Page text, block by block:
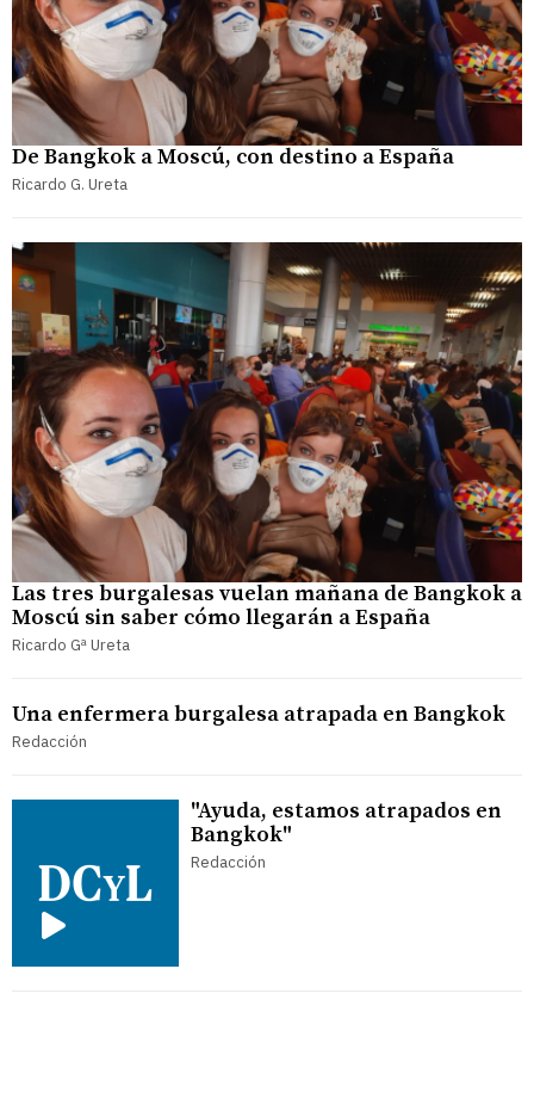
De Bangkok a Moscú, con destino a España
Ricardo G. Ureta
Las tres burgalesas vuelan mañana de Bangkok a
Moscú sin saber cómo llegarán a España
Ricardo Gª Ureta
Una enfermera burgalesa atrapada en Bangkok
Redacción
"Ayuda, estamos atrapados en
Bangkok"
Redacción